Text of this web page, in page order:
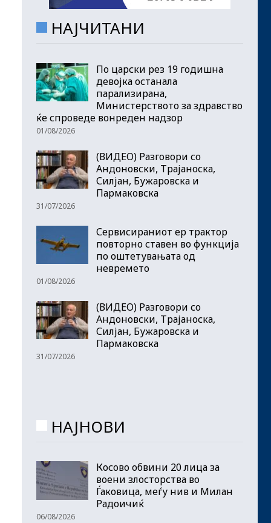
НАЈЧИТАНИ
По царски рез 19 годишна
девојка останала
парализирана,
Министерството за здравство
ќе спроведе вонреден надзор
01/08/2026
(ВИДЕО) Разговори со
Андоновски, Трајаноска,
Силјан, Бужаровска и
Пармаковска
31/07/2026
Сервисираниот ер трактор
повторно ставен во функција
по оштетувањата од
невремето
01/08/2026
(ВИДЕО) Разговори со
Андоновски, Трајаноска,
Силјан, Бужаровска и
Пармаковска
31/07/2026
НАЈНОВИ
Косово обвини 20 лица за
воени злосторства во
Ѓаковица, меѓу нив и Милан
Радоичиќ
06/08/2026